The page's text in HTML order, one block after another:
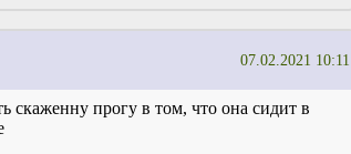
07.02.2021 10:11
скаженну прогу в том, что она сидит в